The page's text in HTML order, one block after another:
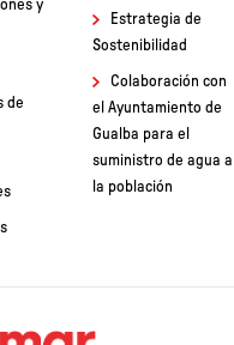
y
de
Estrategia de
Sostenibilidad
Colaboración con
el Ayuntamiento de
Gualba para el
suministro de agua a
la población